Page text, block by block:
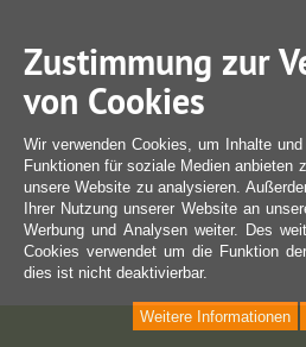
Zustimmung zur
von Cookies
Wir verwenden Cookies, um Inhalte
Funktionen für soziale Medien anbieten
unsere Website zu analysieren.
Ihrer Nutzung unserer Website an
Werbung und Analysen weiter. Des
Cookies verwendet um die Funktion
dies ist nicht deaktivierbar.
Weitere Informationen